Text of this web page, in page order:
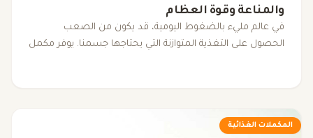
والمناعة وقوة العظام
في عالم مليء بالضغوط اليومية، قد يكون من الصعب
الحصول على التغذية المتوازنة التي يحتاجها جسمنا. يوفر مكمل
المكملات الغذائية